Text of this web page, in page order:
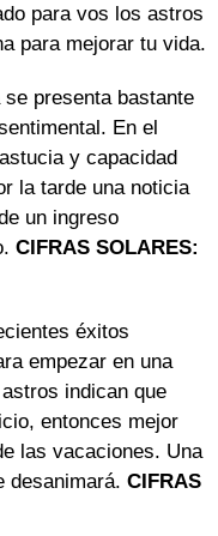
para vos los astros
para mejorar tu vida.
se presenta bastante
En el
y capacidad
la tarde una noticia
un ingreso
CIFRAS SOLARES:
éxitos
empezar en una
indican que
entonces mejor
las vacaciones. Una
desanimará. CIFRAS